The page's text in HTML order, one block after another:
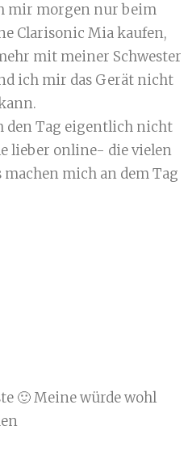
mir morgen nur beim
Clarisonic Mia kaufen,
mit meiner Schwester
ich mir das Gerät nicht
den Tag eigentlich nicht
lieber online- die vielen
machen mich an dem Tag
🙂 Meine würde wohl